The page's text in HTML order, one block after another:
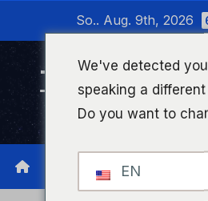
wechseln
So.. Aug. 9th, 2026
Timeline Bad
Infonetzwerk für
We've detected
speaking a
Do you want to
EN